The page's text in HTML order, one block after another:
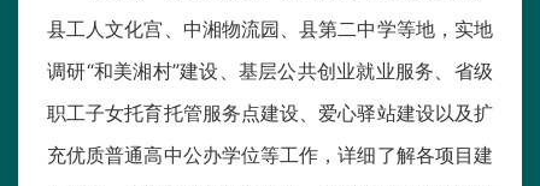
县工人文化宫、中湘物流园、县第二中学等地，实地
调研“和美湘村”建设、基层公共创业就业服务、省级
职工子女托育托管服务点建设、爱心驿站建设以及扩
充优质普通高中公办学位等工作，详细了解各项目建